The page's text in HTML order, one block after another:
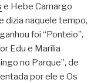
e Hebe Camargo
dizia naquele tempo,
foi “Ponteio”,
Edu e Marília
no Parque”, de
por ele e Os